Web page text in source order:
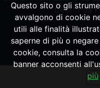
Diretto da
Questo sito o gli
avvalgono di cookie
utili alle finalità
saperne di più o
cookie, consulta la
banner acconsenti
più